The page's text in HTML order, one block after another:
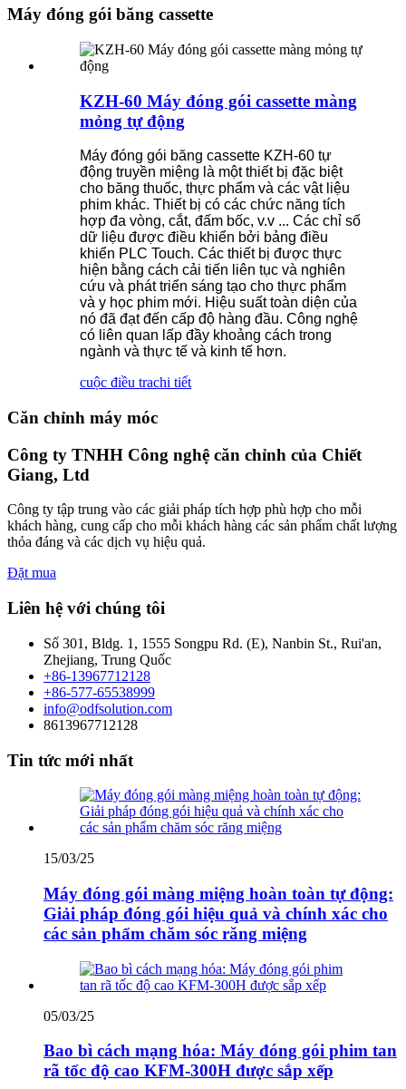
Máy đóng gói băng cassette
KZH-60 Máy đóng gói cassette màng
mỏng tự động
Máy đóng gói băng cassette KZH-60 tự
động truyền miệng là một thiết bị đặc biệt
cho băng thuốc, thực phẩm và các vật liệu
phim khác. Thiết bị có các chức năng tích
hợp đa vòng, cắt, đấm bốc, v.v ... Các chỉ số
dữ liệu được điều khiển bởi bảng điều
khiển PLC Touch. Các thiết bị được thực
hiện bằng cách cải tiến liên tục và nghiên
cứu và phát triển sáng tạo cho thực phẩm
và y học phim mới. Hiệu suất toàn diện của
nó đã đạt đến cấp độ hàng đầu. Công nghệ
có liên quan lấp đầy khoảng cách trong
ngành và thực tế và kinh tế hơn.
cuộc điều trachi tiết
Căn chỉnh máy móc
Công ty TNHH Công nghệ căn chỉnh của Chiết
Giang, Ltd
Công ty tập trung vào các giải pháp tích hợp phù hợp cho mỗi
khách hàng, cung cấp cho mỗi khách hàng các sản phẩm chất lượng
thỏa đáng và các dịch vụ hiệu quả.
Đặt mua
Liên hệ với chúng tôi
Số 301, Bldg. 1, 1555 Songpu Rd. (E), Nanbin St., Rui'an,
Zhejiang, Trung Quốc
+86-13967712128
+86-577-65538999
info@odfsolution.com
8613967712128
Tin tức mới nhất
15/03/25
Máy đóng gói màng miệng hoàn toàn tự động:
Giải pháp đóng gói hiệu quả và chính xác cho
các sản phẩm chăm sóc răng miệng
05/03/25
Bao bì cách mạng hóa: Máy đóng gói phim tan
rã tốc độ cao KFM-300H được sắp xếp